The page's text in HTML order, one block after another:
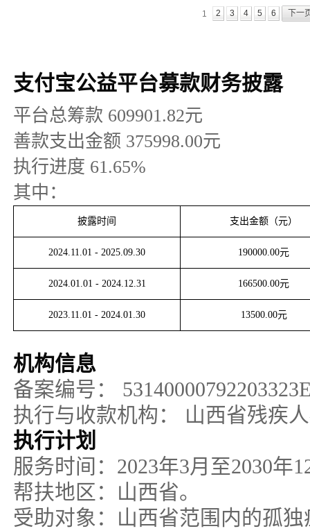
1 2 3 4 5 6 下一
支付宝公益平台募款财务披露
平台总筹款 609901.82元
善款支出金额 375998.00元
执行进度 61.65%
其中：
披露时间 支出金额（元）
2024.11.01 - 2025.09.30 190000.00元
2024.01.01 - 2024.12.31 166500.00元
2023.11.01 - 2024.01.30 13500.00元
机构信息
备案编号：
执行与收款机构：
山西省残疾
执行计划
服务时间：2023年3月至2030年
帮扶地区：山西省。
受助对象：山西省范围内的孤独